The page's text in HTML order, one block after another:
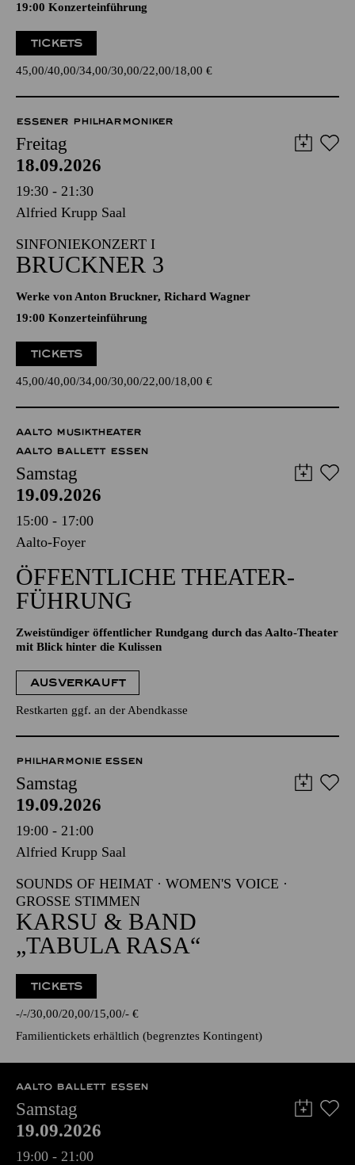
19:00 Konzerteinführung
TICKETS
45,00 40,00 34,00 30,00 22,00 18,00 €
ESSENER PHILHARMONIKER
Freitag
18.09.2026
19:30 - 21:30
Alfried Krupp Saal
SINFONIEKONZERT I
BRUCKNER 3
Werke von Anton Bruckner, Richard Wagner
19:00 Konzerteinführung
TICKETS
45,00 40,00 34,00 30,00 22,00 18,00 €
AALTO MUSIKTHEATER
AALTO BALLETT ESSEN
Samstag
19.09.2026
15:00 - 17:00
Aalto-Foyer
ÖFFENTLICHE THEATER­
FÜHRUNG
Zweistündiger öffentlicher Rundgang durch das Aalto-Theater
mit Blick hinter die Kulissen
AUSVERKAUFT
Restkarten ggf. an der Abendkasse
PHILHARMONIE ESSEN
Samstag
19.09.2026
19:00 - 21:00
Alfried Krupp Saal
SOUNDS OF HEIMAT · WOMEN'S VOICE ·
GROSSE STIMMEN
KARSU & BAND
„TABULA RASA“
TICKETS
- - 30,00 20,00 15,00 - €
Familientickets erhältlich (begrenztes Kontingent)
AALTO BALLETT ESSEN
Samstag
19.09.2026
19:00 - 21:00